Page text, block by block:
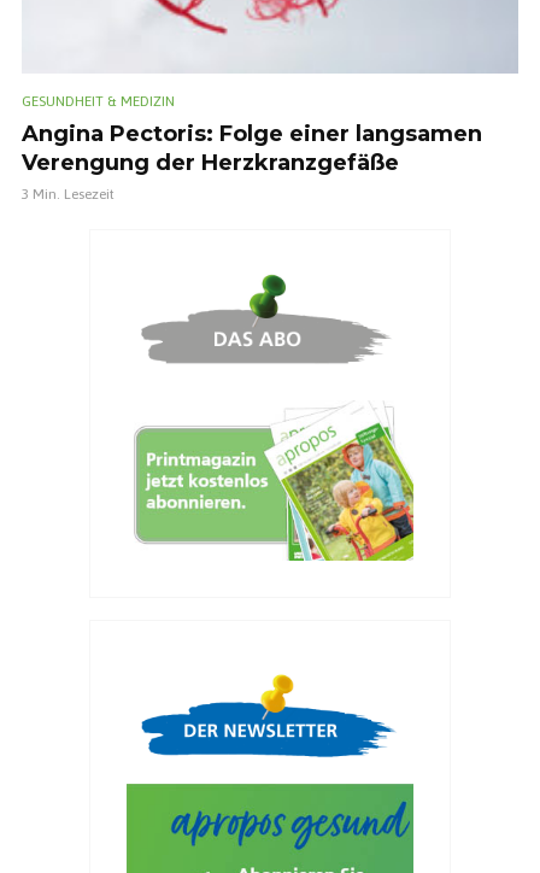
GESUNDHEIT & MEDIZIN
Angina Pectoris: Folge einer langsamen
Verengung der Herzkranzgefäße
3 Min. Lesezeit